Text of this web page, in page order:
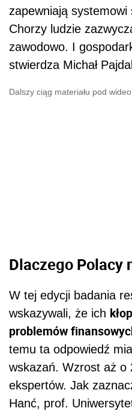
zapewniają systemowi
Chorzy ludzie
zawodowo. I
stwierdza Michał
Dalszy ciąg materiału pod wideo
Dlaczego Polacy
W tej edycji badania
wskazywali, że ich
problemów
temu ta odpowiedź
wskazań. Wzrost aż o
ekspertów. Jak
Hanć, prof.